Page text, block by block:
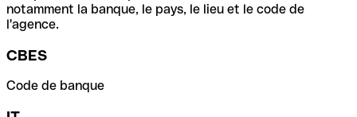
notamment la banque, le pays, le lieu et le code de
l'agence.
CBES
Code de banque